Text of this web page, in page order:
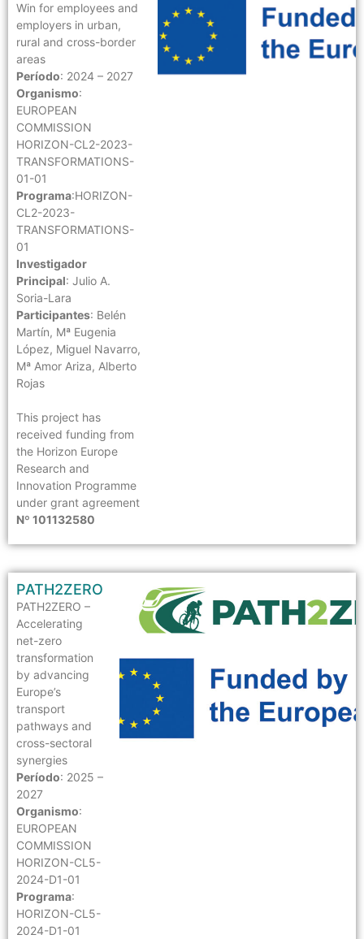
Win for employees and
employers in urban,
rural and cross-border
areas
Período: 2024 – 2027
Organismo:
EUROPEAN
COMMISSION
HORIZON-CL2-2023-
TRANSFORMATIONS-
01-01
Programa:HORIZON-
CL2-2023-
TRANSFORMATIONS-
01
Investigador
Principal: Julio A.
Soria-Lara
Participantes: Belén
Martín, Mª Eugenia
López, Miguel Navarro,
Mª Amor Ariza, Alberto
Rojas
This project has
received funding from
the Horizon Europe
Research and
Innovation Programme
under grant agreement
Nº 101132580
PATH2ZERO
PATH2ZERO –
Accelerating
net-zero
transformation
by advancing
Europe’s
transport
pathways and
cross-sectoral
synergies
Período: 2025 –
2027
Organismo:
EUROPEAN
COMMISSION
HORIZON-CL5-
2024-D1-01
Programa:
HORIZON-CL5-
2024-D1-01